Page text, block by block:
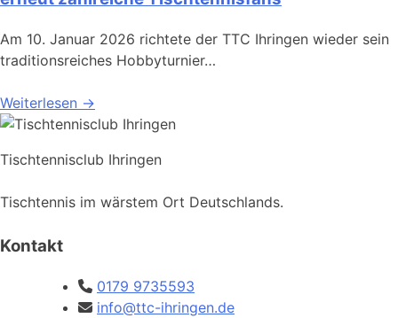
Am 10. Januar 2026 richtete der TTC Ihringen wieder sein
traditionsreiches Hobbyturnier…
Weiterlesen →
Tischtennisclub Ihringen
Tischtennis im wärstem Ort Deutschlands.
Kontakt
0179 9735593
info@ttc-ihringen.de